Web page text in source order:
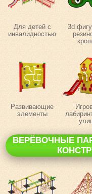
Для детей с
инвалидностью
3d
Развивающие
элементы
ВЕРЁВОЧНЫЕ